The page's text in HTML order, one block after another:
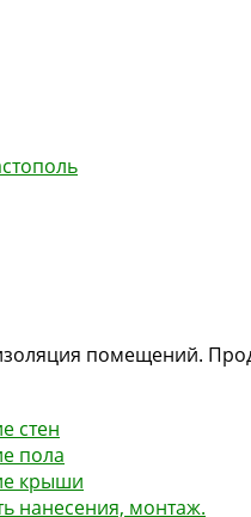
помещений.
стен
пола
крыши
нанесения, монтаж.